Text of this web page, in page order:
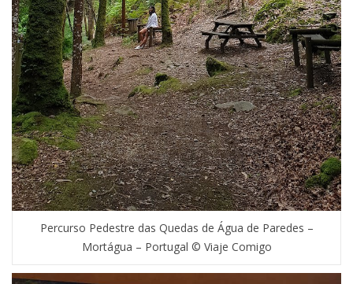
Percurso Pedestre das Quedas de Água de Paredes –
Mortágua – Portugal © Viaje Comigo